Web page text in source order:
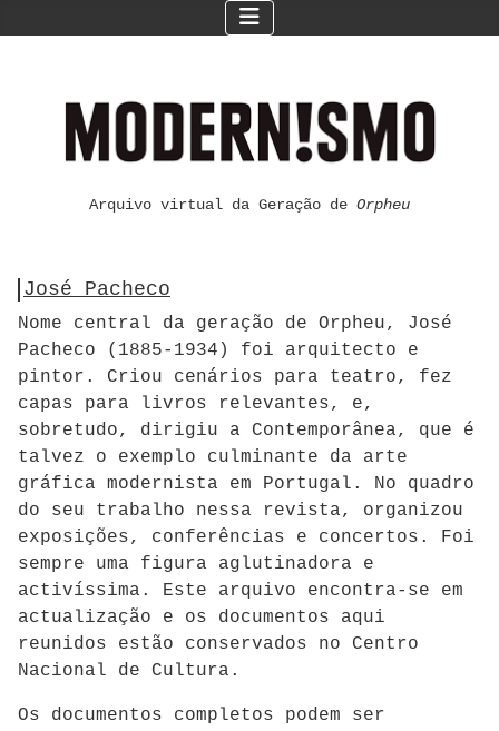
Arquivo virtual da Geração de Orpheu
José Pacheco
Nome central da geração de Orpheu, José
Pacheco (1885-1934) foi arquitecto e
pintor. Criou cenários para teatro, fez
capas para livros relevantes, e,
sobretudo, dirigiu a Contemporânea, que é
talvez o exemplo culminante da arte
gráfica modernista em Portugal. No quadro
do seu trabalho nessa revista, organizou
exposições, conferências e concertos. Foi
sempre uma figura aglutinadora e
activíssima. Este arquivo encontra-se em
actualização e os documentos aqui
reunidos estão conservados no Centro
Nacional de Cultura.
Os documentos completos podem ser